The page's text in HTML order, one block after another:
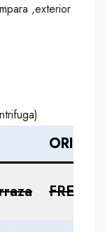
,exterior
FRENTE